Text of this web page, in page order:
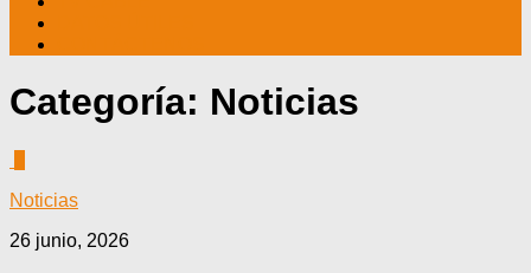
Categoría: Noticias
Noticias
26 junio, 2026